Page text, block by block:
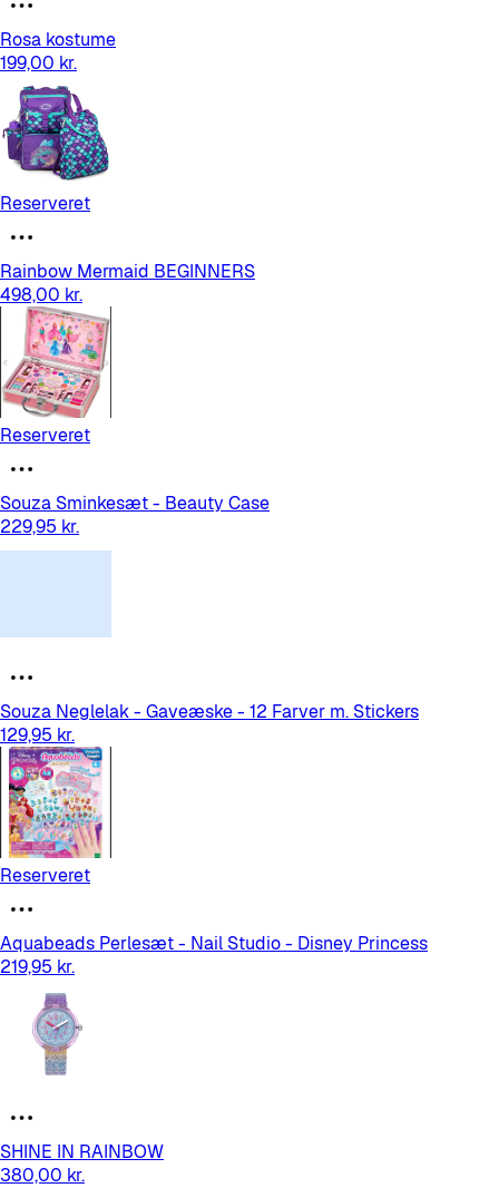
Rosa kostume
199,00 kr.
Reserveret
Rainbow Mermaid BEGINNERS
498,00 kr.
Reserveret
Souza Sminkesæt - Beauty Case
229,95 kr.
Souza Neglelak - Gaveæske - 12 Farver m. Stickers
129,95 kr.
Reserveret
Aquabeads Perlesæt - Nail Studio - Disney Princess
219,95 kr.
SHINE IN RAINBOW
380,00 kr.